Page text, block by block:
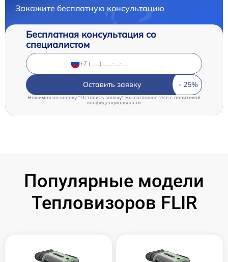
Закажите бесплатную консультацию
Бесплатная консультация со
специалистом
Оставить заявку
Нажимая на кнопку "Оставить заявку" Вы соглашаетесь cполитикой
конфиденциальности
Популярные модели
Тепловизоров FLIR